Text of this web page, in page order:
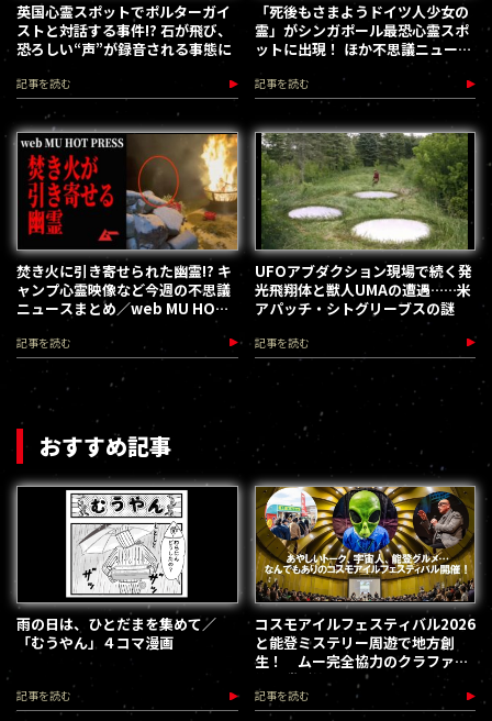
英国心霊スポットでポルターガイ
ストと対話する事件!? 石が飛び、
恐ろしい“声”が録音される事態に
記事を読む
「死後もさまようドイツ人少女の
霊」がシンガポール最恐心霊スポ
ットに出現！ ほか不思議ニュース
まとめ／web MU HOT PRESS
記事を読む
焚き火に引き寄せられた幽霊!? キ
ャンプ心霊映像など今週の不思議
ニュースまとめ／web MU HOT
PRESS
記事を読む
UFOアブダクション現場で続く発
光飛翔体と獣人UMAの遭遇……米
アパッチ・シトグリーブスの謎
記事を読む
おすすめ記事
雨の日は、ひとだまを集めて／
「むうやん」４コマ漫画
記事を読む
コスモアイルフェスティバル2026
と能登ミステリー周遊で地方創
生！ ムー完全協力のクラファン
第３弾が始動
記事を読む